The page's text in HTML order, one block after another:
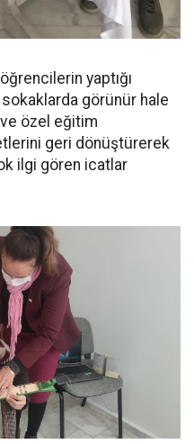
yaptığı
görünür hale
ve özel eğitim
geri dönüştürerek
ilgi gören icatlar